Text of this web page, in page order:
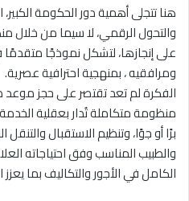
هنا تتجلى أهمية دور الحكومة
والتحول الرقمي، لا سيما من خلال
على إنجازها، لتشكل نموذجًا متقدمًا
ومرافقيه ، بمنهجية احترافية عصرية.
الفكرة لم تعد تقتصر على حجز
منظومة متكاملة تُدار بعقلية
برًا أو جوًا، وتنظيم الاستقبال
والطبيب المناسب وفق احتياجاته
الكامل في الأجور والتكاليف بما